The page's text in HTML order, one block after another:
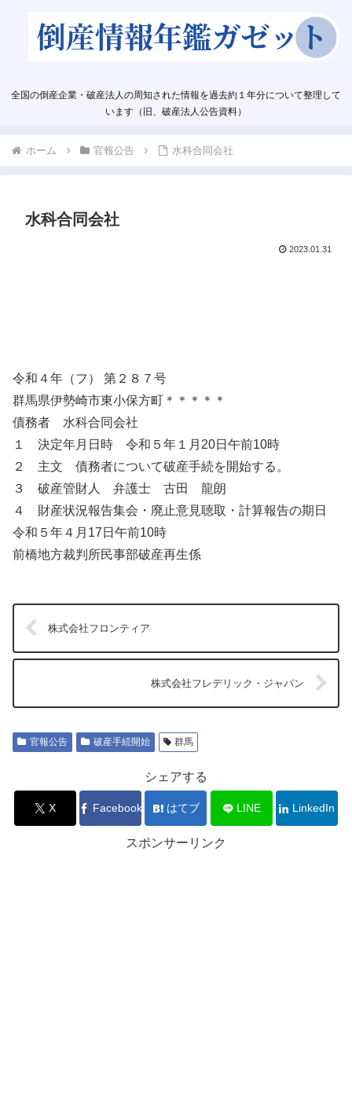
全国の倒産企業・破産法人の周知された情報を過去約１年分について整理して
います（旧、破産法人公告資料）
ホーム 官報公告 水科合同会社
水科合同会社
2023.01.31
令和４年（フ） 第２８７号
群馬県伊勢崎市東小保方町＊＊＊＊＊
債務者 水科合同会社
１ 決定年月日時 令和５年１月20日午前10時
２ 主文 債務者について破産手続を開始する。
３ 破産管財人 弁護士 古田 龍朗
４ 財産状況報告集会・廃止意見聴取・計算報告の期日
令和５年４月17日午前10時
前橋地方裁判所民事部破産再生係
株式会社フロンティア
株式会社フレデリック・ジャパン
官報公告 破産手続開始 群馬
シェアする
X Facebook はてブ LINE LinkedIn
スポンサーリンク